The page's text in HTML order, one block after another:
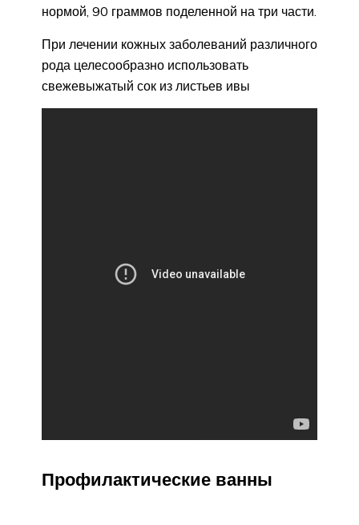
нормой, 90 граммов поделенной на три части.
При лечении кожных заболеваний различного
рода целесообразно использовать
свежевыжатый сок из листьев ивы
Профилактические ванны